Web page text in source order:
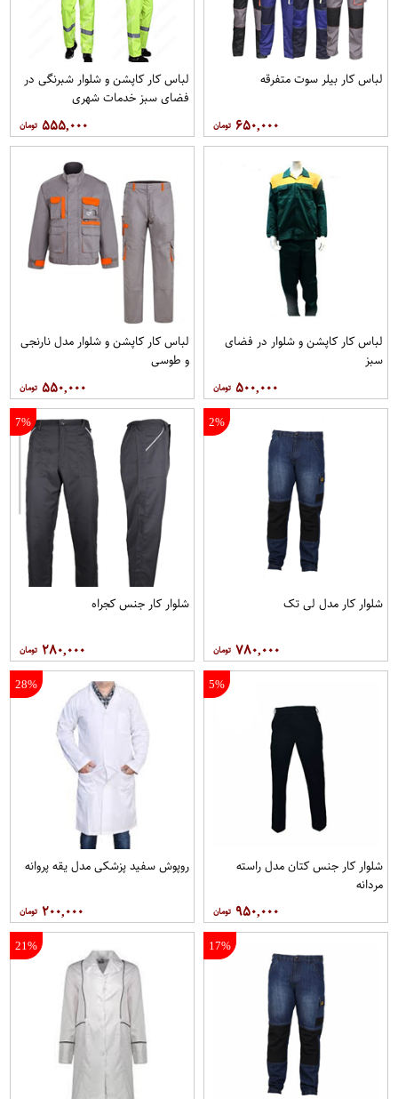
لباس کار بیلر سوت متفرقه
۶۵۰,۰۰۰
لباس کار کاپشن و شلوار شبرنگی در
فضای سبز خدمات شهری
۵۵۵,۰۰۰
لباس کار کاپشن و شلوار در فضای
سبز
۵۰۰,۰۰۰
لباس کار کاپشن و شلوار مدل نارنجی
و طوسی
۵۵۰,۰۰۰
2%
شلوار کار مدل لی تک
۷۸۰,۰۰۰
7%
شلوار کار جنس کجراه
۲۸۰,۰۰۰
5%
شلوار کار جنس کتان مدل راسته
مردانه
۹۵۰,۰۰۰
28%
روپوش سفید پزشکی مدل یقه پروانه
۲۰۰,۰۰۰
17%
21%